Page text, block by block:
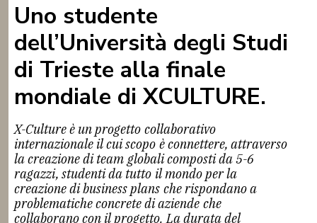
Uno studente
dell’Università degli Studi
di Trieste alla finale
mondiale di XCULTURE.
X-Culture è un progetto collaborativo
internazionale il cui scopo è connettere, attraverso
la creazione di team globali composti da 5-6
ragazzi, studenti da tutto il mondo per la
creazione di business plans che rispondano a
problematiche concrete di aziende che
collaborano con il progetto. La durata del